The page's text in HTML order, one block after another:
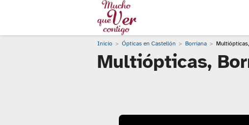
Inicio Ópticas en Castellón Borriana
Multiópticas,